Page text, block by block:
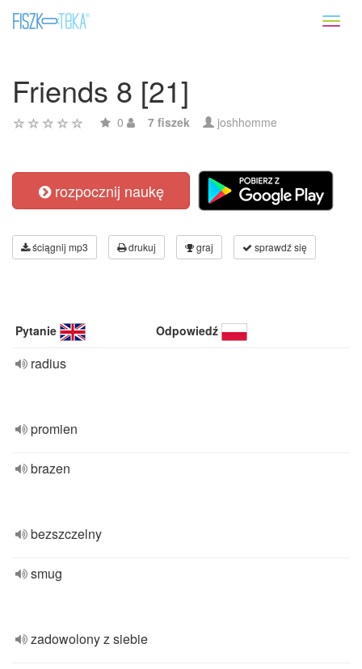
Friends 8 [21]
0 7 fiszek joshhomme
rozpocznij naukę
ściągnij mp3 drukuj graj sprawdź się
Pytanie Odpowiedź
radius
promien
brazen
bezszczelny
smug
zadowolony z siebie